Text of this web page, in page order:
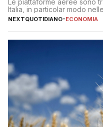
Italia, in particolar modo
NEXTQUOTIDIANO-ECONOMIA